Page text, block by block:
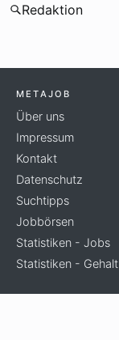
Redaktion
METAJOB
Über uns
Impressum
Kontakt
Datenschutz
Suchtipps
Jobbörsen
Statistiken - Jobs
Statistiken - Gehalt